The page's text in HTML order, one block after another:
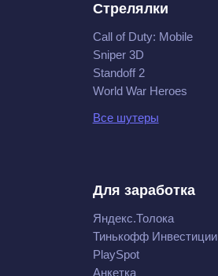
Стрелялки
Call of Duty: Mobile
Sniper 3D
Standoff 2
World War Heroes
Все шутеры
Для заработка
Яндекс.Толока
Тинькофф Инвестиции
PlaySpot
Анкетка